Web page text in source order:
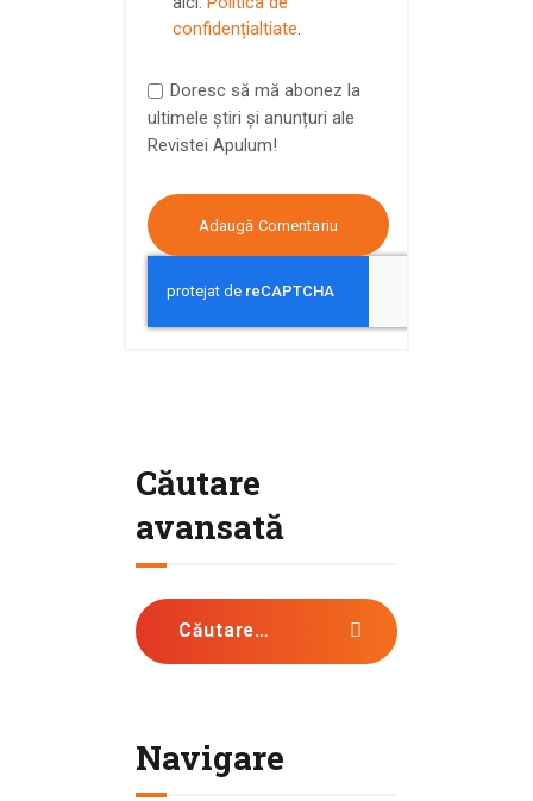
confidențialtiate.
Doresc să mă abonez la
ultimele știri și anunțuri ale
Revistei Apulum!
Căutare
avansată
Caută după:
Navigare